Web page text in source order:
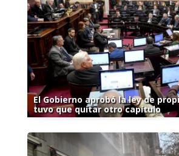
El Gobierno aprobó la ley de
tuvo que quitar otro capítulo